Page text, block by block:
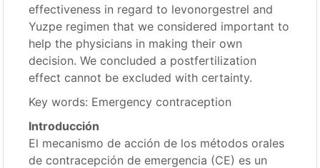
effectiveness in regard to levonorgestrel and
Yuzpe regimen that we considered important to
help the physicians in making their own
decision. We concluded a postfertilization
effect cannot be excluded with certainty.
Key words: Emergency contraception
Introducción
El mecanismo de acción de los métodos orales
de contracepción de emergencia (CE) es un